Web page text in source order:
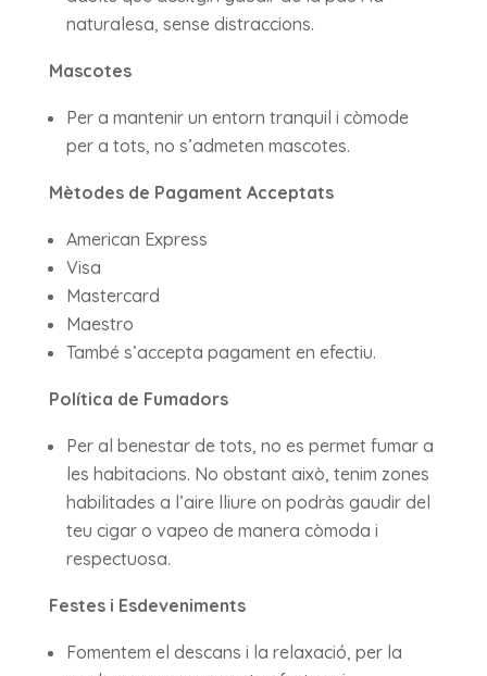
naturalesa, sense distraccions.
Mascotes
Per a mantenir un entorn tranquil i còmode
per a tots, no s’admeten mascotes.
Mètodes de Pagament Acceptats
American Express
Visa
Mastercard
Maestro
També s’accepta pagament en efectiu.
Política de Fumadors
Per al benestar de tots, no es permet fumar a
les habitacions. No obstant això, tenim zones
habilitades a l’aire lliure on podràs gaudir del
teu cigar o vapeo de manera còmoda i
respectuosa.
Festes i Esdeveniments
Fomentem el descans i la relaxació, per la